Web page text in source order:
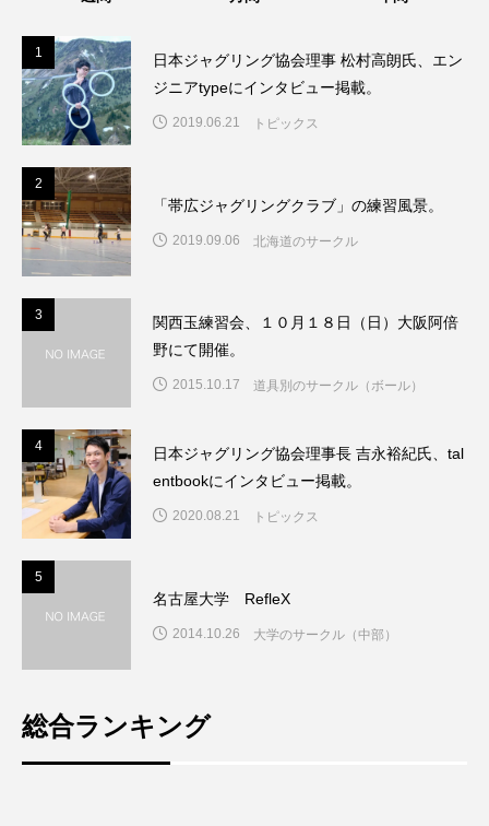
1
日本ジャグリング協会理事 松村高朗氏、エン
ジニアtypeにインタビュー掲載。
2019.06.21 トピックス
2
「帯広ジャグリングクラブ」の練習風景。
2019.09.06 北海道のサークル
3
関西玉練習会、１０月１８日（日）大阪阿倍
野にて開催。
2015.10.17 道具別のサークル（ボール）
4
日本ジャグリング協会理事長 吉永裕紀氏、tal
entbookにインタビュー掲載。
2020.08.21 トピックス
5
名古屋大学 RefleX
2014.10.26 大学のサークル（中部）
総合ランキング